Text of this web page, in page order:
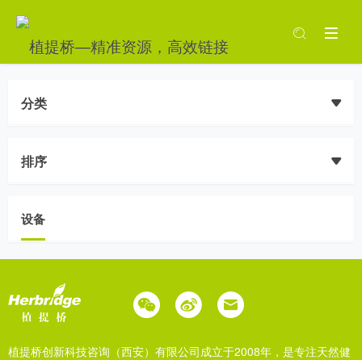
分类
排序
设备
植提桥创新科技咨询（西安）有限公司成立于2008年，是专注天然健